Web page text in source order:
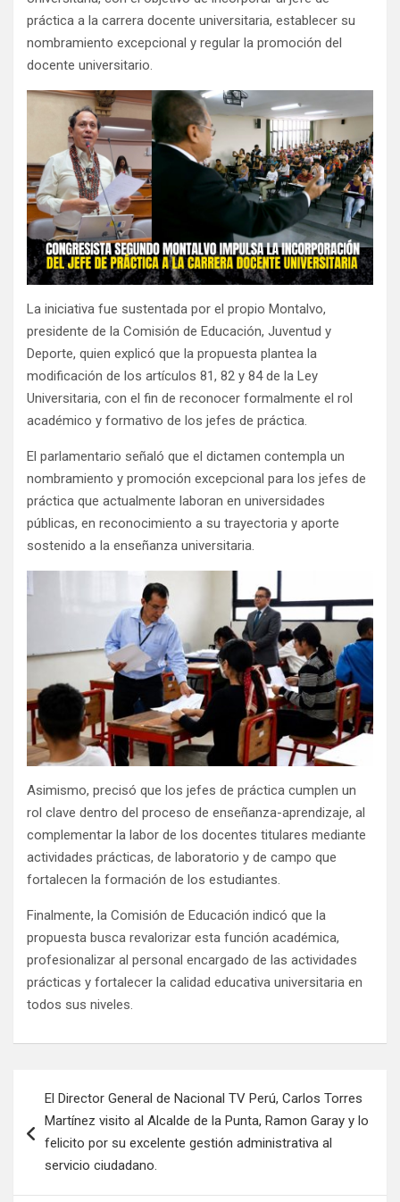
práctica a la carrera docente universitaria, establecer su
nombramiento excepcional y regular la promoción del
docente universitario.
La iniciativa fue sustentada por el propio Montalvo,
presidente de la Comisión de Educación, Juventud y
Deporte, quien explicó que la propuesta plantea la
modificación de los artículos 81, 82 y 84 de la Ley
Universitaria, con el fin de reconocer formalmente el rol
académico y formativo de los jefes de práctica.
El parlamentario señaló que el dictamen contempla un
nombramiento y promoción excepcional para los jefes de
práctica que actualmente laboran en universidades
públicas, en reconocimiento a su trayectoria y aporte
sostenido a la enseñanza universitaria.
Asimismo, precisó que los jefes de práctica cumplen un
rol clave dentro del proceso de enseñanza-aprendizaje, al
complementar la labor de los docentes titulares mediante
actividades prácticas, de laboratorio y de campo que
fortalecen la formación de los estudiantes.
Finalmente, la Comisión de Educación indicó que la
propuesta busca revalorizar esta función académica,
profesionalizar al personal encargado de las actividades
prácticas y fortalecer la calidad educativa universitaria en
todos sus niveles.
El Director General de Nacional TV Perú, Carlos Torres
Martínez visito al Alcalde de la Punta, Ramon Garay y lo
felicito por su excelente gestión administrativa al
servicio ciudadano.